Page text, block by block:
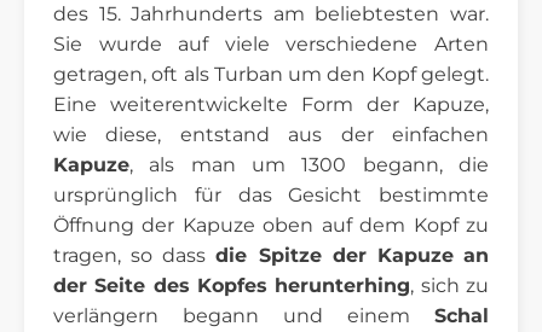
des 15. Jahrhunderts am beliebtesten war.
Sie wurde auf viele verschiedene Arten
getragen, oft als Turban um den Kopf gelegt.
Eine weiterentwickelte Form der Kapuze,
wie diese, entstand aus der einfachen
Kapuze, als man um 1300 begann, die
ursprünglich für das Gesicht bestimmte
Öffnung der Kapuze oben auf dem Kopf zu
tragen, so dassdie Spitze der Kapuze an
der Seite des Kopfes herunterhing, sich zu
verlängern begann und einem Schal